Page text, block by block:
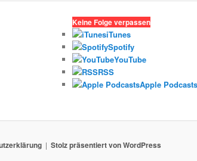
Keine Folge verpassen
iTunes
Spotify
YouTube
RSS
Apple
Stolz präsentiert von WordPress